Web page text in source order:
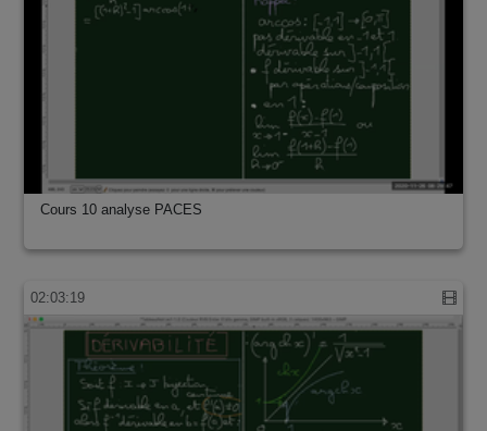
Cours 10 analyse PACES
02:03:19